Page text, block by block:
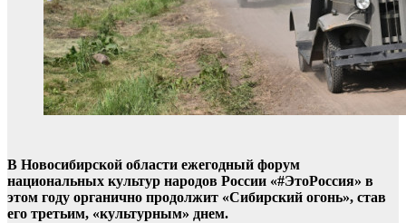
В Новосибирской области ежегодный форум
национальных культур народов России «#ЭтоРоссия» в
этом году органично продолжит «Сибирский огонь», став
его третьим, «культурным» днем.